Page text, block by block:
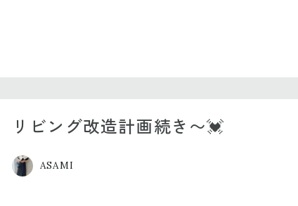
リビング改造計画続き〜💓
ASAMI